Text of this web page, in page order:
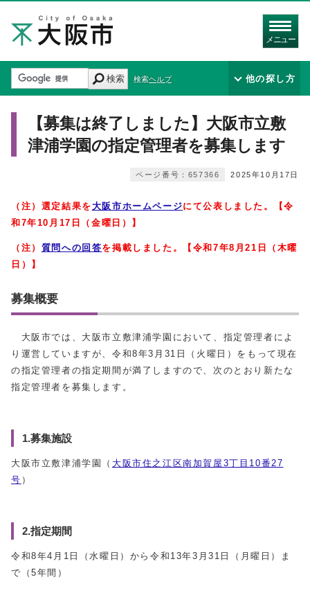
メニュー
検索 検索ヘルプ 他の探し方
【募集は終了しました】大阪市立敷
津浦学園の指定管理者を募集します
2025年10月17日
ページ番号：657366
（注）選定結果を大阪市ホームページにて公表しました。【令
和7年10月17日（金曜日）】
（注） 質問への回答を掲載しました。【令和7年8月21日（木曜
日）】
募集概要
大阪市では、大阪市立敷津浦学園において、指定管理者によ
り運営していますが、令和8年3月31日（火曜日）をもって現在
の指定管理者の指定期間が満了しますので、次のとおり新たな
指定管理者を募集します。
1.募集施設
大阪市立敷津浦学園（ 大阪市住之江区南加賀屋3丁目10番27
号 ）
2.指定期間
令和8年4月1日（水曜日）から令和13年3月31日（月曜日）ま
で（5年間）